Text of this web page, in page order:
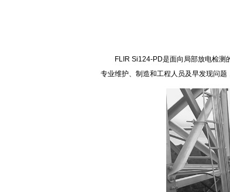
FLIR Si124-PD是面向局部放电检测的
专业维护、制造和工程人员及早发现问题